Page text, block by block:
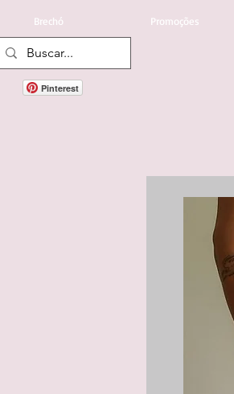
Brechó Promoções
Pinterest